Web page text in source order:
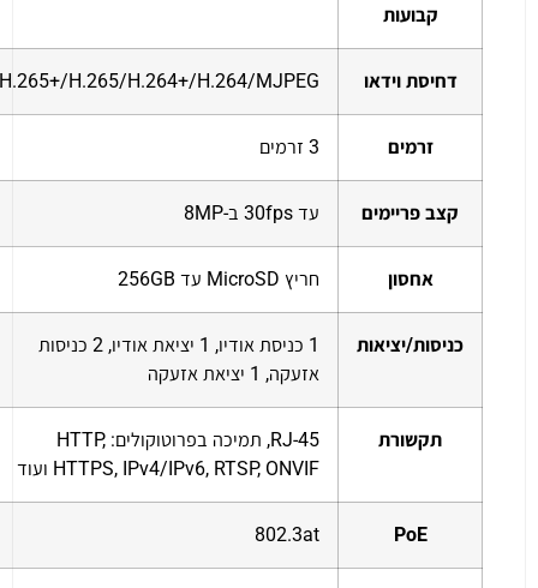
קבועות
דחיסת וידאו H.265+/H.265/H.264+/H.264/MJPEG
זרמים 3 זרמים
קצב פריימים עד 30fps ב-8MP
אחסון חריץ MicroSD עד 256GB
כניסות/יציאות
1 כניסת אודיו, 1 יציאת אודיו, 2 כניסות
אזעקה, 1 יציאת אזעקה
תקשורת
RJ-45, תמיכה בפרוטוקולים: HTTP,
HTTPS, IPv4/IPv6, RTSP, ONVIF ועוד
PoE
802.3at